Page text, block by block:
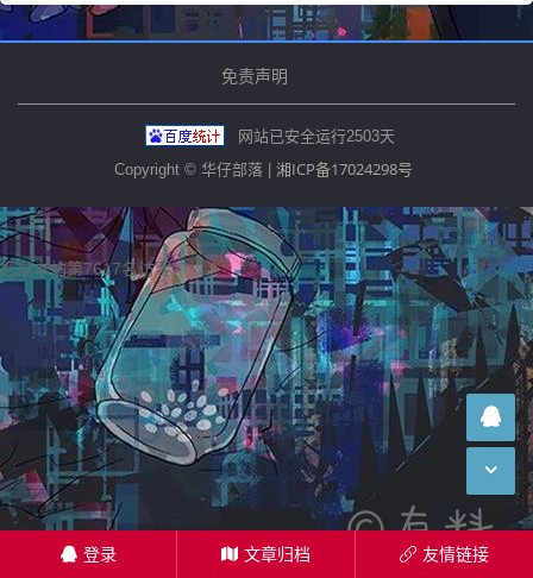
免责声明
网站已安全运行2503天
Copyright © 华仔部落 | 湘ICP备17024298号
󦗑 登录 󦅑 文章归档 󦓡 友情链接
您是本站第7617名访客